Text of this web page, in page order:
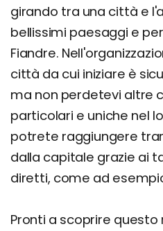
girando tra una città e
bellissimi paesaggi e
Fiandre.
città da cui iniziare è
ma non perdetevi altre
particolari e uniche nel
potrete raggiungere
dalla capitale grazie ai
diretti, come ad
Pronti a scoprire questo